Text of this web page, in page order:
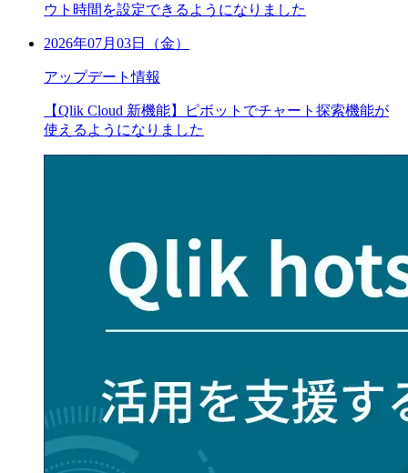
ウト時間を設定できるようになりました
2026年07月03日（金）
アップデート情報
【Qlik Cloud 新機能】ピボットでチャート探索機能が
使えるようになりました